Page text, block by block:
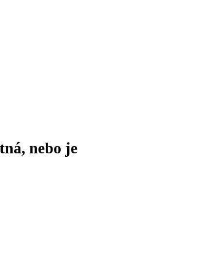
nebo je